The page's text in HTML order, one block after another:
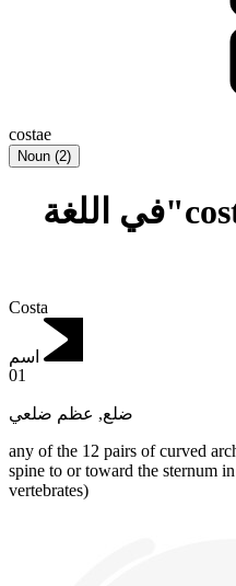
costae
Noun (2)
تعريف ومعنى "costa"في اللغة
Costa
اسم
01
ضلع, عظم ضلعي
any of the 12 pairs of curved
spine to or toward the sternum
vertebrates)